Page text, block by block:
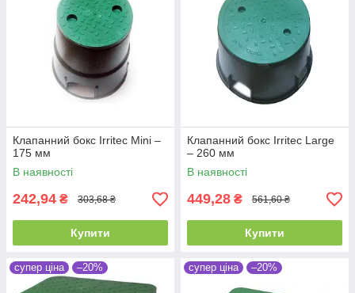
Клапанний бокс Irritec Mini –
175 мм
В наявності
242,94 ₴ 303,68 ₴
Купити
Клапанний бокс Irritec Large
– 260 мм
В наявності
449,28 ₴ 561,60 ₴
Купити
супер ціна –20% супер ціна –20%